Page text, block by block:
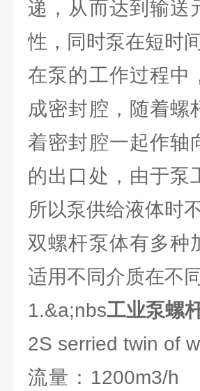
递，从而达到输送
性，同时泵在短时
在泵的工作过程中
成密封腔，随着螺
着密封腔一起作轴
的出口处，由于泵
所以泵供给液体时
双螺杆泵体有多种
适用不同介质在不
1.&a;nbs工业泵螺
2S serried twin of
流量：